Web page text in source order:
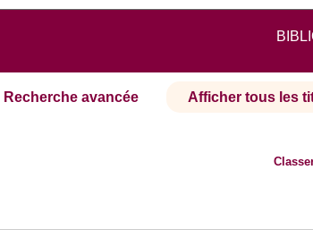
Recherche avancée Afficher tous les